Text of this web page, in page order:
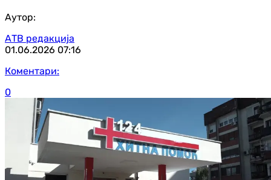
Аутор:
АТВ редакција
01.06.2026 07:16
Коментари:
0